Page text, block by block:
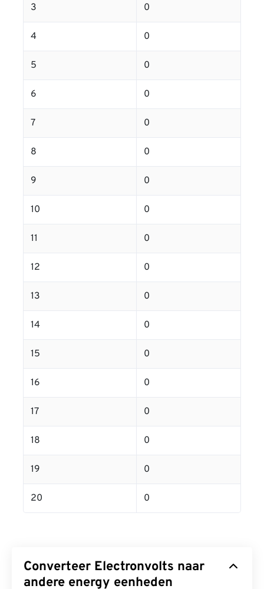
3 0
4 0
5 0
6 0
7 0
8 0
9 0
10 0
11 0
12 0
13 0
14 0
15 0
16 0
17 0
18 0
19 0
20 0
Converteer Electronvolts naar
andere energy eenheden